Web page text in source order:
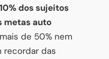
dos sujeitos
metas auto
de 50% nem
recordar das